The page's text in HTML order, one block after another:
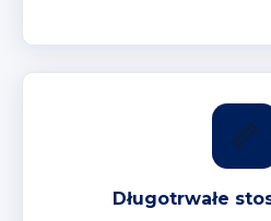
📏
Długotrwałe